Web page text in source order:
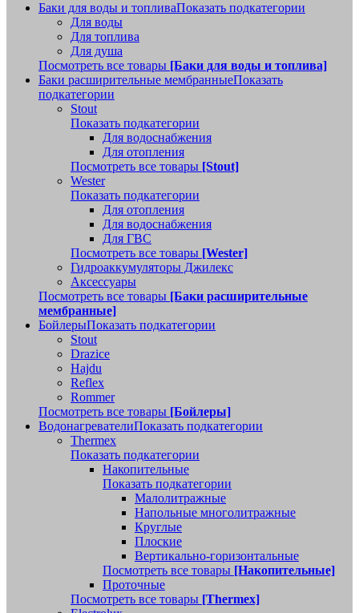
Баки для воды и топливаПоказать подкатегории
Для воды
Для топлива
Для душа
Посмотреть все товары [Баки для воды и топлива]
Баки расширительные мембранныеПоказать
подкатегории
Stout
Показать подкатегории
Для водоснабжения
Для отопления
Посмотреть все товары [Stout]
Wester
Показать подкатегории
Для отопления
Для водоснабжения
Для ГВС
Посмотреть все товары [Wester]
Гидроаккумуляторы Джилекс
Аксессуары
Посмотреть все товары [Баки расширительные
мембранные]
БойлерыПоказать подкатегории
Stout
Drazice
Hajdu
Reflex
Rommer
Посмотреть все товары [Бойлеры]
ВодонагревателиПоказать подкатегории
Thermex
Показать подкатегории
Накопительные
Показать подкатегории
Малолитражные
Напольные многолитражные
Круглые
Плоские
Вертикально-горизонтальные
Посмотреть все товары [Накопительные]
Проточные
Посмотреть все товары [Thermex]